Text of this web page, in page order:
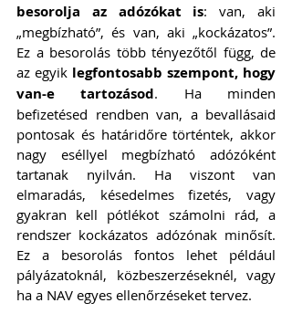
besorolja az adózókat is: van, aki
„megbízható”, és van, aki „kockázatos”.
Ez a besorolás több tényezőtől függ, de
az egyik legfontosabb szempont, hogy
van-e tartozásod. Ha minden
befizetésed rendben van, a bevallásaid
pontosak és határidőre történtek, akkor
nagy eséllyel megbízható adózóként
tartanak nyilván. Ha viszont van
elmaradás, késedelmes fizetés, vagy
gyakran kell pótlékot számolni rád, a
rendszer kockázatos adózónak minősít.
Ez a besorolás fontos lehet például
pályázatoknál, közbeszerzéseknél, vagy
ha a NAV egyes ellenőrzéseket tervez.